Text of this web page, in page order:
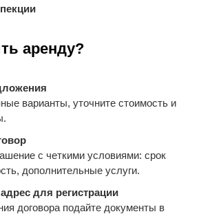
аренду?
варианты, уточните стоимость и
с четкими условиями: срок
дополнительные услуги.
для регистрации
договора подайте документы в